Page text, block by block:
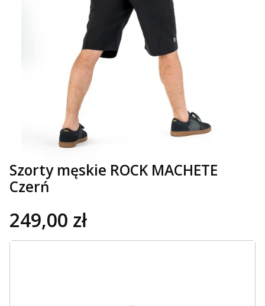
Szorty męskie ROCK MACHETE
Czerń
249,00 zł